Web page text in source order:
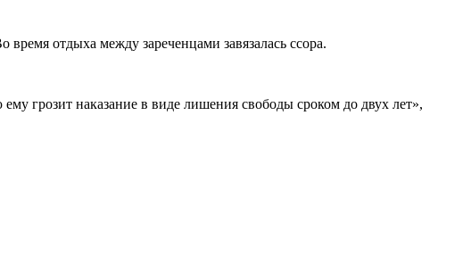
отдыха между зареченцами завязалась ссора.
грозит наказание в виде лишения свободы сроком до двух лет»,